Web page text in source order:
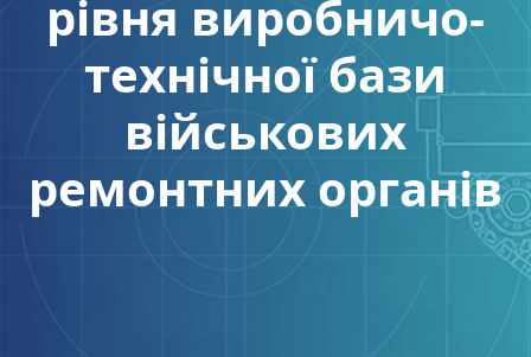
рівня виробничо-
технічної бази
військових
ремонтних органів